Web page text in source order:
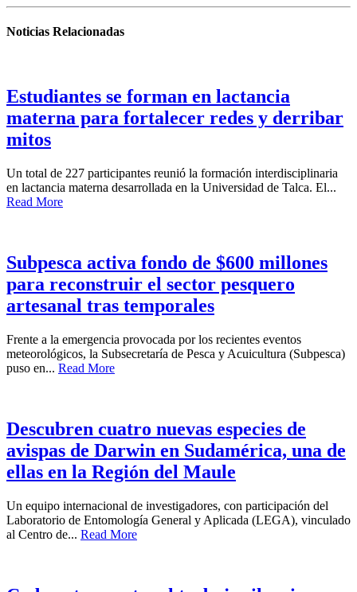
Noticias Relacionadas
Estudiantes se forman en lactancia
materna para fortalecer redes y derribar
mitos
Un total de 227 participantes reunió la formación interdisciplinaria
en lactancia materna desarrollada en la Universidad de Talca. El...
Read More
Subpesca activa fondo de $600 millones
para reconstruir el sector pesquero
artesanal tras temporales
Frente a la emergencia provocada por los recientes eventos
meteorológicos, la Subsecretaría de Pesca y Acuicultura (Subpesca)
puso en... Read More
Descubren cuatro nuevas especies de
avispas de Darwin en Sudamérica, una de
ellas en la Región del Maule
Un equipo internacional de investigadores, con participación del
Laboratorio de Entomología General y Aplicada (LEGA), vinculado
al Centro de... Read More